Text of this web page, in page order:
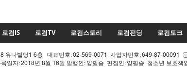
로컴IS 로컴TV 로컴스토리 로컴펀딩 로컴토크
유나빌딩1 6층 대표번호: 02-569-0071 사업자번호: 649-87-00091
일자: 2018년 8월 16일 발행인: 양필승 편집인: 양필승 청소년 보호